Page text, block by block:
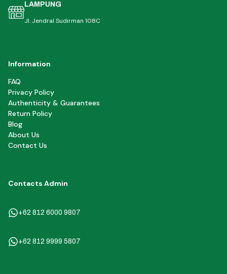
LAMPUNG
Jl. Jendral Sudirman 108C
Information
FAQ
Privacy Policy
Authenticity & Guarantees
Return Policy
Blog
About Us
Contact Us
Contacts Admin
+62 812 6000 9807
+62 812 9999 5807